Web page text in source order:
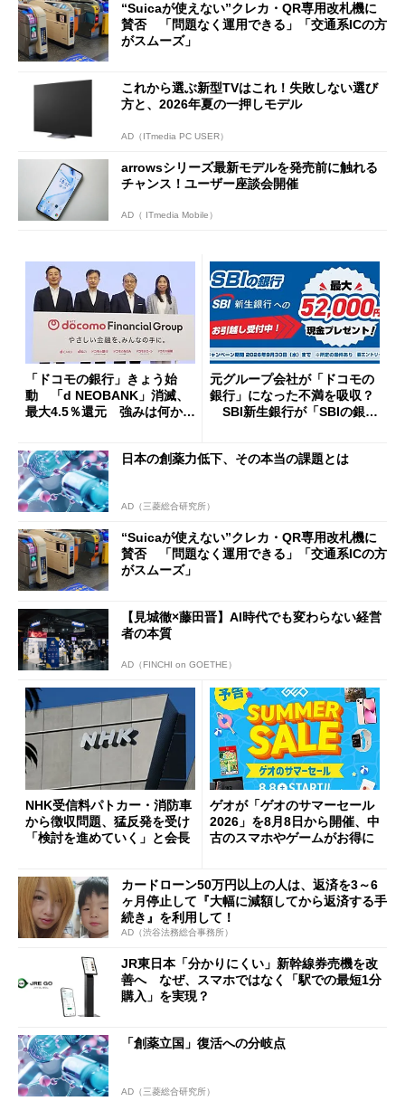
開催
“Suicaが使えない”クレカ・QR専用改札機に
賛否 「問題なく運用できる」「交通系ICの方
がスムーズ」
これから選ぶ新型TVはこれ！失敗しない選び
方と、2026年夏の一押しモデル
AD（ITmedia PC USER）
arrowsシリーズ最新モデルを発売前に触れる
チャンス！ユーザー座談会開催
AD（ ITmedia Mobile）
「ドコモの銀行」きょう始
動 「d NEOBANK」消滅、
最大4.5％還元 強みは何か解
元グループ会社が「ドコモの
銀行」になった不満を吸収？
SBI新生銀行が「SBIの銀
開催
日本の創薬力低下、その本当の課題とは
AD（三菱総合研究所）
“Suicaが使えない”クレカ・QR専用改札機に
賛否 「問題なく運用できる」「交通系ICの方
がスムーズ」
【見城徹×藤田晋】AI時代でも変わらない経営
者の本質
AD（FINCHI on GOETHE）
NHK受信料パトカー・消防車
から徴収問題、猛反発を受け
「検討を進めていく」と会長
ゲオが「ゲオのサマーセール
2026」を8月8日から開催、中
古のスマホやゲームがお得に
カードローン50万円以上の人は、返済を3～6
ヶ月停止して『大幅に減額してから返済する手
続き』を利用して！
AD（渋谷法務総合事務所）
JR東日本「分かりにくい」新幹線券売機を改
善へ なぜ、スマホではなく「駅での最短1分
購入」を実現？
「創薬立国」復活への分岐点
AD（三菱総合研究所）